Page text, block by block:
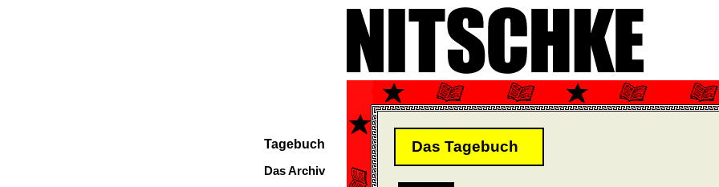
Tagebuch
Das Archiv
Das Tagebuch